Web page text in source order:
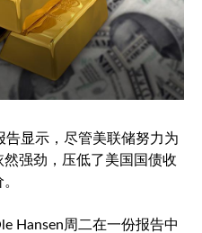
告显示，尽管美联储努力为
强劲，压低了美国国债收
Hansen周二在一份报告中